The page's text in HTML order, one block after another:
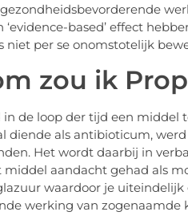
‘evidence-based’ effect
niet per se onomstotelijk
zou ik
in de loop der tijd een middel
diende als antibioticum,
Het wordt daarbij in
aandacht gehad als
waardoor je
werking van zogenaamde